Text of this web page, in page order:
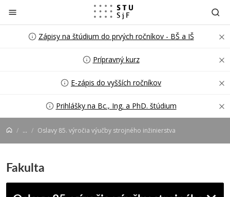
Prejsť na obsah
Zápisy na štúdium do prvých ročníkov - BŠ a IŠ
Prípravný kurz
E-zápis do vyšších ročníkov
Prihlášky na Bc., Ing. a PhD. štúdium
... Oslavy 85. výročia výučby strojného inžinierstva
Fakulta